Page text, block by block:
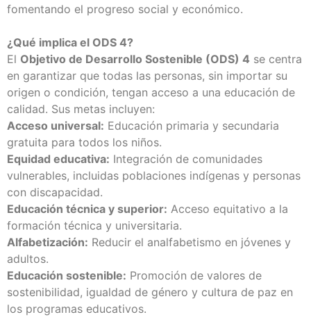
fomentando el progreso social y económico.
¿Qué implica el ODS 4?
El Objetivo de Desarrollo Sostenible (ODS) 4 se centra
en garantizar que todas las personas, sin importar su
origen o condición, tengan acceso a una educación de
calidad. Sus metas incluyen:
Acceso universal: Educación primaria y secundaria
gratuita para todos los niños.
Equidad educativa: Integración de comunidades
vulnerables, incluidas poblaciones indígenas y personas
con discapacidad.
Educación técnica y superior: Acceso equitativo a la
formación técnica y universitaria.
Alfabetización: Reducir el analfabetismo en jóvenes y
adultos.
Educación sostenible: Promoción de valores de
sostenibilidad, igualdad de género y cultura de paz en
los programas educativos.